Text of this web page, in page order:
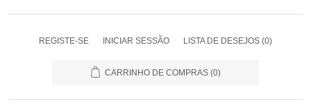
REGISTE-SE INICIAR SESSÃO LISTA DE DESEJOS (0)
CARRINHO DE COMPRAS (0)